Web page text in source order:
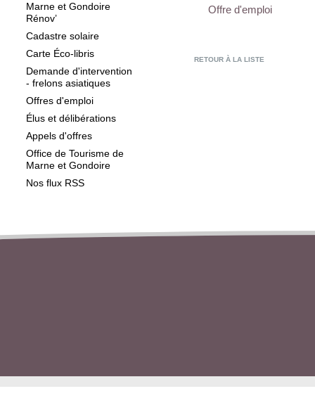
Marne et Gondoire
Rénov’
Cadastre solaire
Carte Éco-libris
Demande d'intervention
- frelons asiatiques
Offres d'emploi
Élus et délibérations
Appels d'offres
Office de Tourisme de
Marne et Gondoire
Nos flux RSS
Offre d'emploi
RETOUR À LA LISTE